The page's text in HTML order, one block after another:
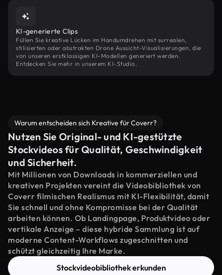
KI-generierte Clips
Füllen Sie kreative Lücken im Handumdrehen mit surrealen,
stilisierten oder abstrakten Drone Aussicht-Visualisierungen, die
von unseren erstklassigen KI-Modellen generiert werden.
Entdecken Sie mehr in unserem KI-Studio.
Warum entscheiden sich Kreative für Coverr?
Nutzen Sie Original- und KI-gestützte
Stockvideos für Qualität, Geschwindigkeit
und Sicherheit.
Mit Millionen von Downloads in kommerziellen und
kreativen Projekten vereint die Videobibliothek von
Coverr filmischen Realismus mit KI-Flexibilität, damit
Sie schnell und ohne Kompromisse bei der Qualität
arbeiten können. Ob Landingpage, Produktvideo oder
vertikale Anzeige – diese hybride Sammlung ist auf
moderne Content-Workflows zugeschnitten und
schützt gleichzeitig Ihre Marke.
Stockvideobibliothek erkunden